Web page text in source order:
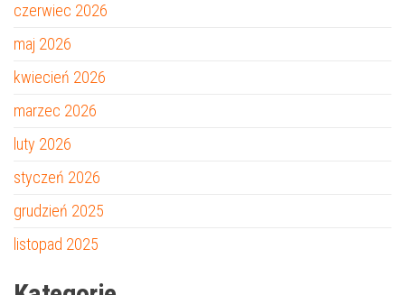
czerwiec 2026
maj 2026
kwiecień 2026
marzec 2026
luty 2026
styczeń 2026
grudzień 2025
listopad 2025